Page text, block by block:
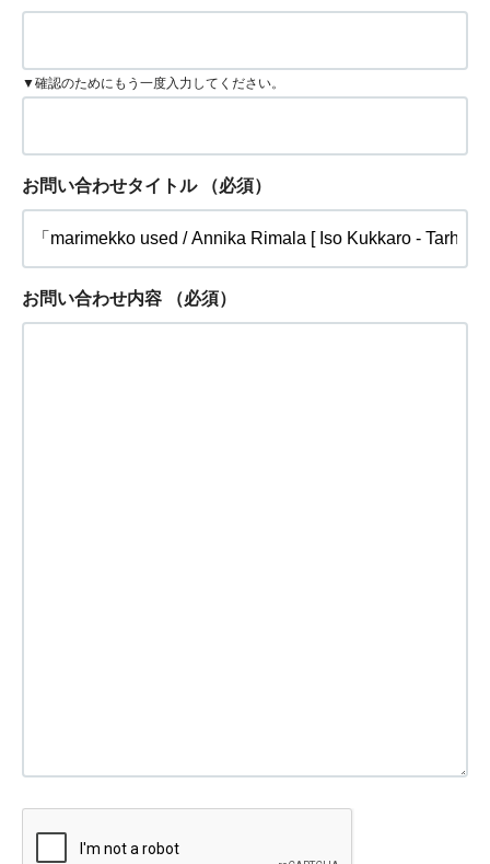
▼確認のためにもう一度入力してください。
お問い合わせタイトル （必須）
お問い合わせ内容 （必須）